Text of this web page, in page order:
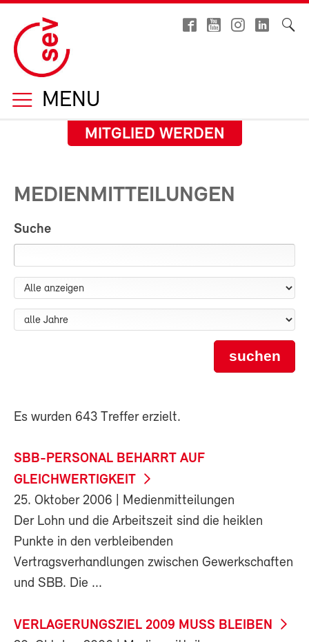
MENU
MITGLIED WERDEN
MEDIENMITTEILUNGEN
Suche
suchen
Es wurden 643 Treffer erzielt.
SBB-PERSONAL BEHARRT AUF
GLEICHWERTIGKEIT
25. Oktober 2006 | Medienmitteilungen
Der Lohn und die Arbeitszeit sind die heiklen
Punkte in den verbleibenden
Vertragsverhandlungen zwischen Gewerkschaften
und SBB. Die ...
VERLAGERUNGSZIEL 2009 MUSS BLEIBEN